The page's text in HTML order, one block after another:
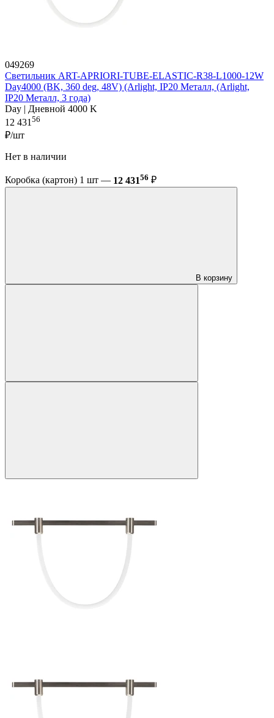
049269
Светильник ART-APRIORI-TUBE-ELASTIC-R38-L1000-12W
Day4000 (BK, 360 deg, 48V) (Arlight, IP20 Металл, (Arlight,
IP20 Металл, 3 года)
Day | Дневной 4000 K
12 431 56
₽/шт
Нет в наличии
Коробка (картон) 1 шт — 12 43156 ₽
В корзину